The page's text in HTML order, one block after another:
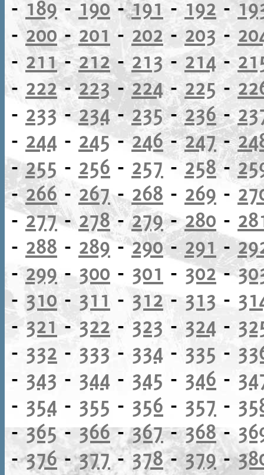
- 189- 190 -191- 192 -
-200-201 - 202 - 203 -
- 211-212-213- 214-
- 222-223-224- 225-
- 233 -234- 235-236-
- 244 - 245-246-247-
-255 - 256 - 257 - 258-
-266 - 267- 268 - 269 -
-277-278-279-280 -
- 288 - 289-290-291 -
-299 - 300 - 301 - 302-
-310-311 - 312- 313 -
-321 -322 - 323 - 324 -
- 332 - 333 - 334 - 335 -
- 343 - 344 - 345 - 346 -
- 354 - 355 - 356 - 357 -
-365-366-367-368-
-376-377-378-379-